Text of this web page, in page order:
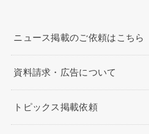
ニュース掲載のご依頼はこちら
資料請求・広告について
トピックス掲載依頼